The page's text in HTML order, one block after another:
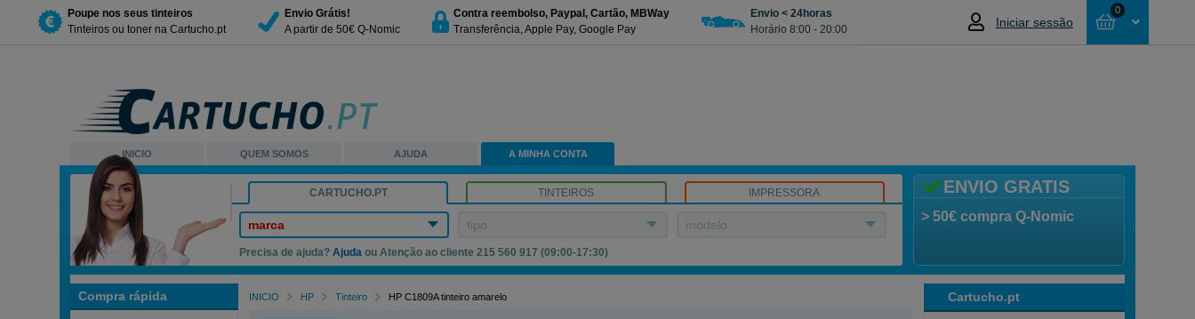
Poupe nos seus tinteiros
Tinteiros ou toner na Cartucho.pt
Envio Grátis!
A partir de 50€ Q-Nomic
Contra reembolso, Paypal, Cartão, MBWay
Transferência, Apple Pay, Google Pay
Envio < 24horas
Horário 8:00 - 20:00
Iniciar sessão
0
INICIO QUEM SOMOS AJUDA A MINHA CONTA
ENVIO GRATIS
> 50€ compra Q-Nomic
CARTUCHO.PT TINTEIROS IMPRESSORA
marca tipo modelo
Precisa de ajuda?Ajuda ou Atenção ao cliente 215 560 917 (09:00-17:30)
Compra rápida Cartucho.pt
INICIO HP Tinteiro HP C1809A tinteiro amarelo